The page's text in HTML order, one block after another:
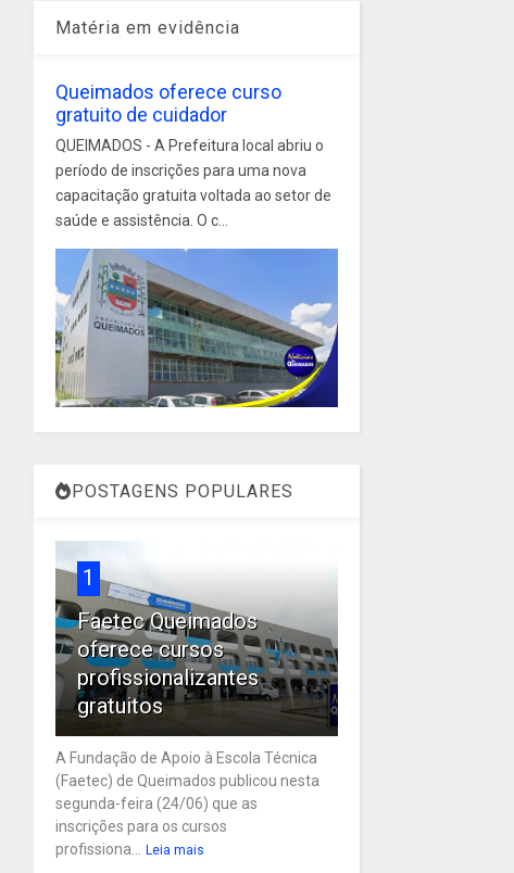
Matéria em evidência
Queimados oferece curso
gratuito de cuidador
QUEIMADOS - A Prefeitura local abriu o
período de inscrições para uma nova
capacitação gratuita voltada ao setor de
saúde e assistência. O c...
POSTAGENS POPULARES
1
Faetec Queimados
oferece cursos
profissionalizantes
gratuitos
A Fundação de Apoio à Escola Técnica
(Faetec) de Queimados publicou nesta
segunda-feira (24/06) que as
inscrições para os cursos
profissiona...
Leia mais